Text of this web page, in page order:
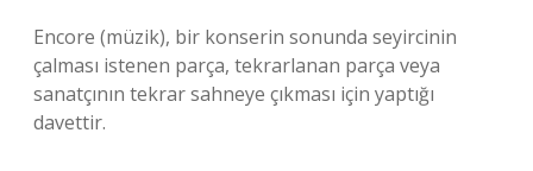
Encore (müzik), bir konserin sonunda seyircinin
çalması istenen parça, tekrarlanan parça veya
sanatçının tekrar sahneye çıkması için yaptığı
davettir.